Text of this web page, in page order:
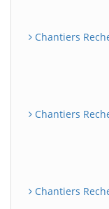
Chantiers
Chantiers
Chantiers